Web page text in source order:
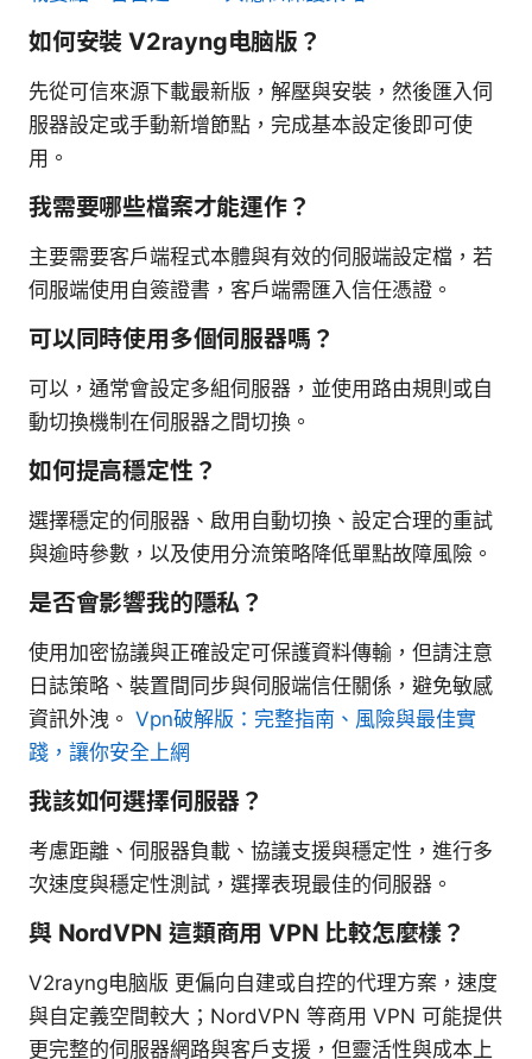
如何安裝 V2rayng电脑版？
先從可信來源下載最新版，解壓與安裝，然後匯入伺
服器設定或手動新增節點，完成基本設定後即可使
用。
我需要哪些檔案才能運作？
主要需要客戶端程式本體與有效的伺服端設定檔，若
伺服端使用自簽證書，客戶端需匯入信任憑證。
可以同時使用多個伺服器嗎？
可以，通常會設定多組伺服器，並使用路由規則或自
動切換機制在伺服器之間切換。
如何提高穩定性？
選擇穩定的伺服器、啟用自動切換、設定合理的重試
與逾時參數，以及使用分流策略降低單點故障風險。
是否會影響我的隱私？
使用加密協議與正確設定可保護資料傳輸，但請注意
日誌策略、裝置間同步與伺服端信任關係，避免敏感
資訊外洩。 Vpn破解版：完整指南、風險與最佳實
踐，讓你安全上網
我該如何選擇伺服器？
考慮距離、伺服器負載、協議支援與穩定性，進行多
次速度與穩定性測試，選擇表現最佳的伺服器。
與 NordVPN 這類商用 VPN 比較怎麼樣？
V2rayng电脑版 更偏向自建或自控的代理方案，速度
與自定義空間較大；NordVPN 等商用 VPN 可能提供
更完整的伺服器網路與客戶支援，但靈活性與成本上